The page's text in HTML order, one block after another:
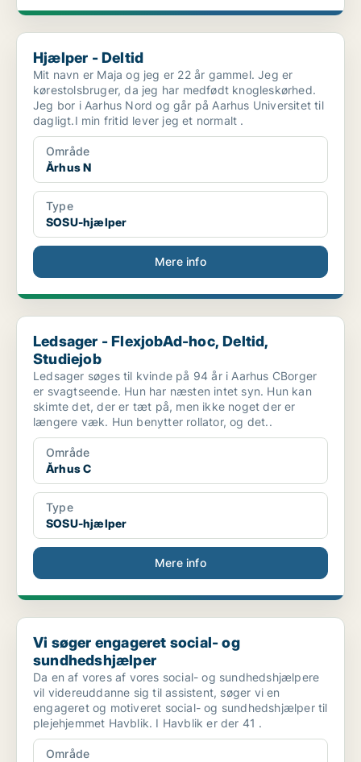
Hjælper - Deltid
Hjælper - Deltid
Mit navn er Maja og jeg er 22 år gammel. Jeg er
kørestolsbruger, da jeg har medfødt knogleskørhed.
Jeg bor i Aarhus Nord og går på Aarhus Universitet til
dagligt.I min fritid lever jeg et normalt .
Område
Århus N
Type
SOSU-hjælper
Mere info
Ledsager - FlexjobAd-hoc, Deltid, Studiejob
Ledsager - FlexjobAd-hoc, Deltid,
Studiejob
Ledsager søges til kvinde på 94 år i Aarhus CBorger
er svagtseende. Hun har næsten intet syn. Hun kan
skimte det, der er tæt på, men ikke noget der er
længere væk. Hun benytter rollator, og det..
Område
Århus C
Type
SOSU-hjælper
Mere info
Vi søger engageret social- og sundhedshjælper
Vi søger engageret social- og
sundhedshjælper
Da en af vores af vores social- og sundhedshjælpere
vil videreuddanne sig til assistent, søger vi en
engageret og motiveret social- og sundhedshjælper til
plejehjemmet Havblik. I Havblik er der 41 .
Område